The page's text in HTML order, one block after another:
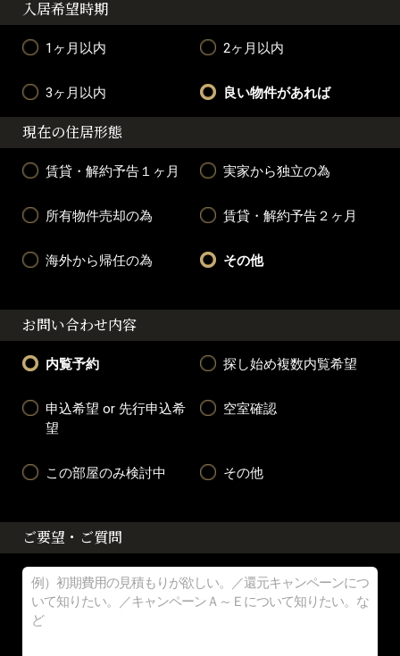
入居希望時期
1ヶ月以内 2ヶ月以内
3ヶ月以内 良い物件があれば
現在の住居形態
賃貸・解約予告１ヶ月 実家から独立の為
所有物件売却の為 賃貸・解約予告２ヶ月
海外から帰任の為 その他
お問い合わせ内容
内覧予約 探し始め複数内覧希望
申込希望 or 先行申込希
望
空室確認
この部屋のみ検討中 その他
ご要望・ご質問